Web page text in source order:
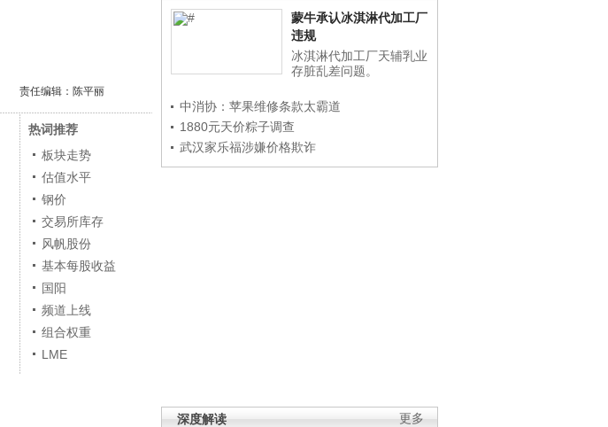
蒙牛承认冰淇淋代加工厂
违规
冰淇淋代加工厂天辅乳业
存脏乱差问题。
中消协：苹果维修条款太霸道
1880元天价粽子调查
武汉家乐福涉嫌价格欺诈
更多
深度解读
责任编辑：陈平丽
热词推荐
板块走势
估值水平
钢价
交易所库存
风帆股份
基本每股收益
国阳
频道上线
组合权重
LME